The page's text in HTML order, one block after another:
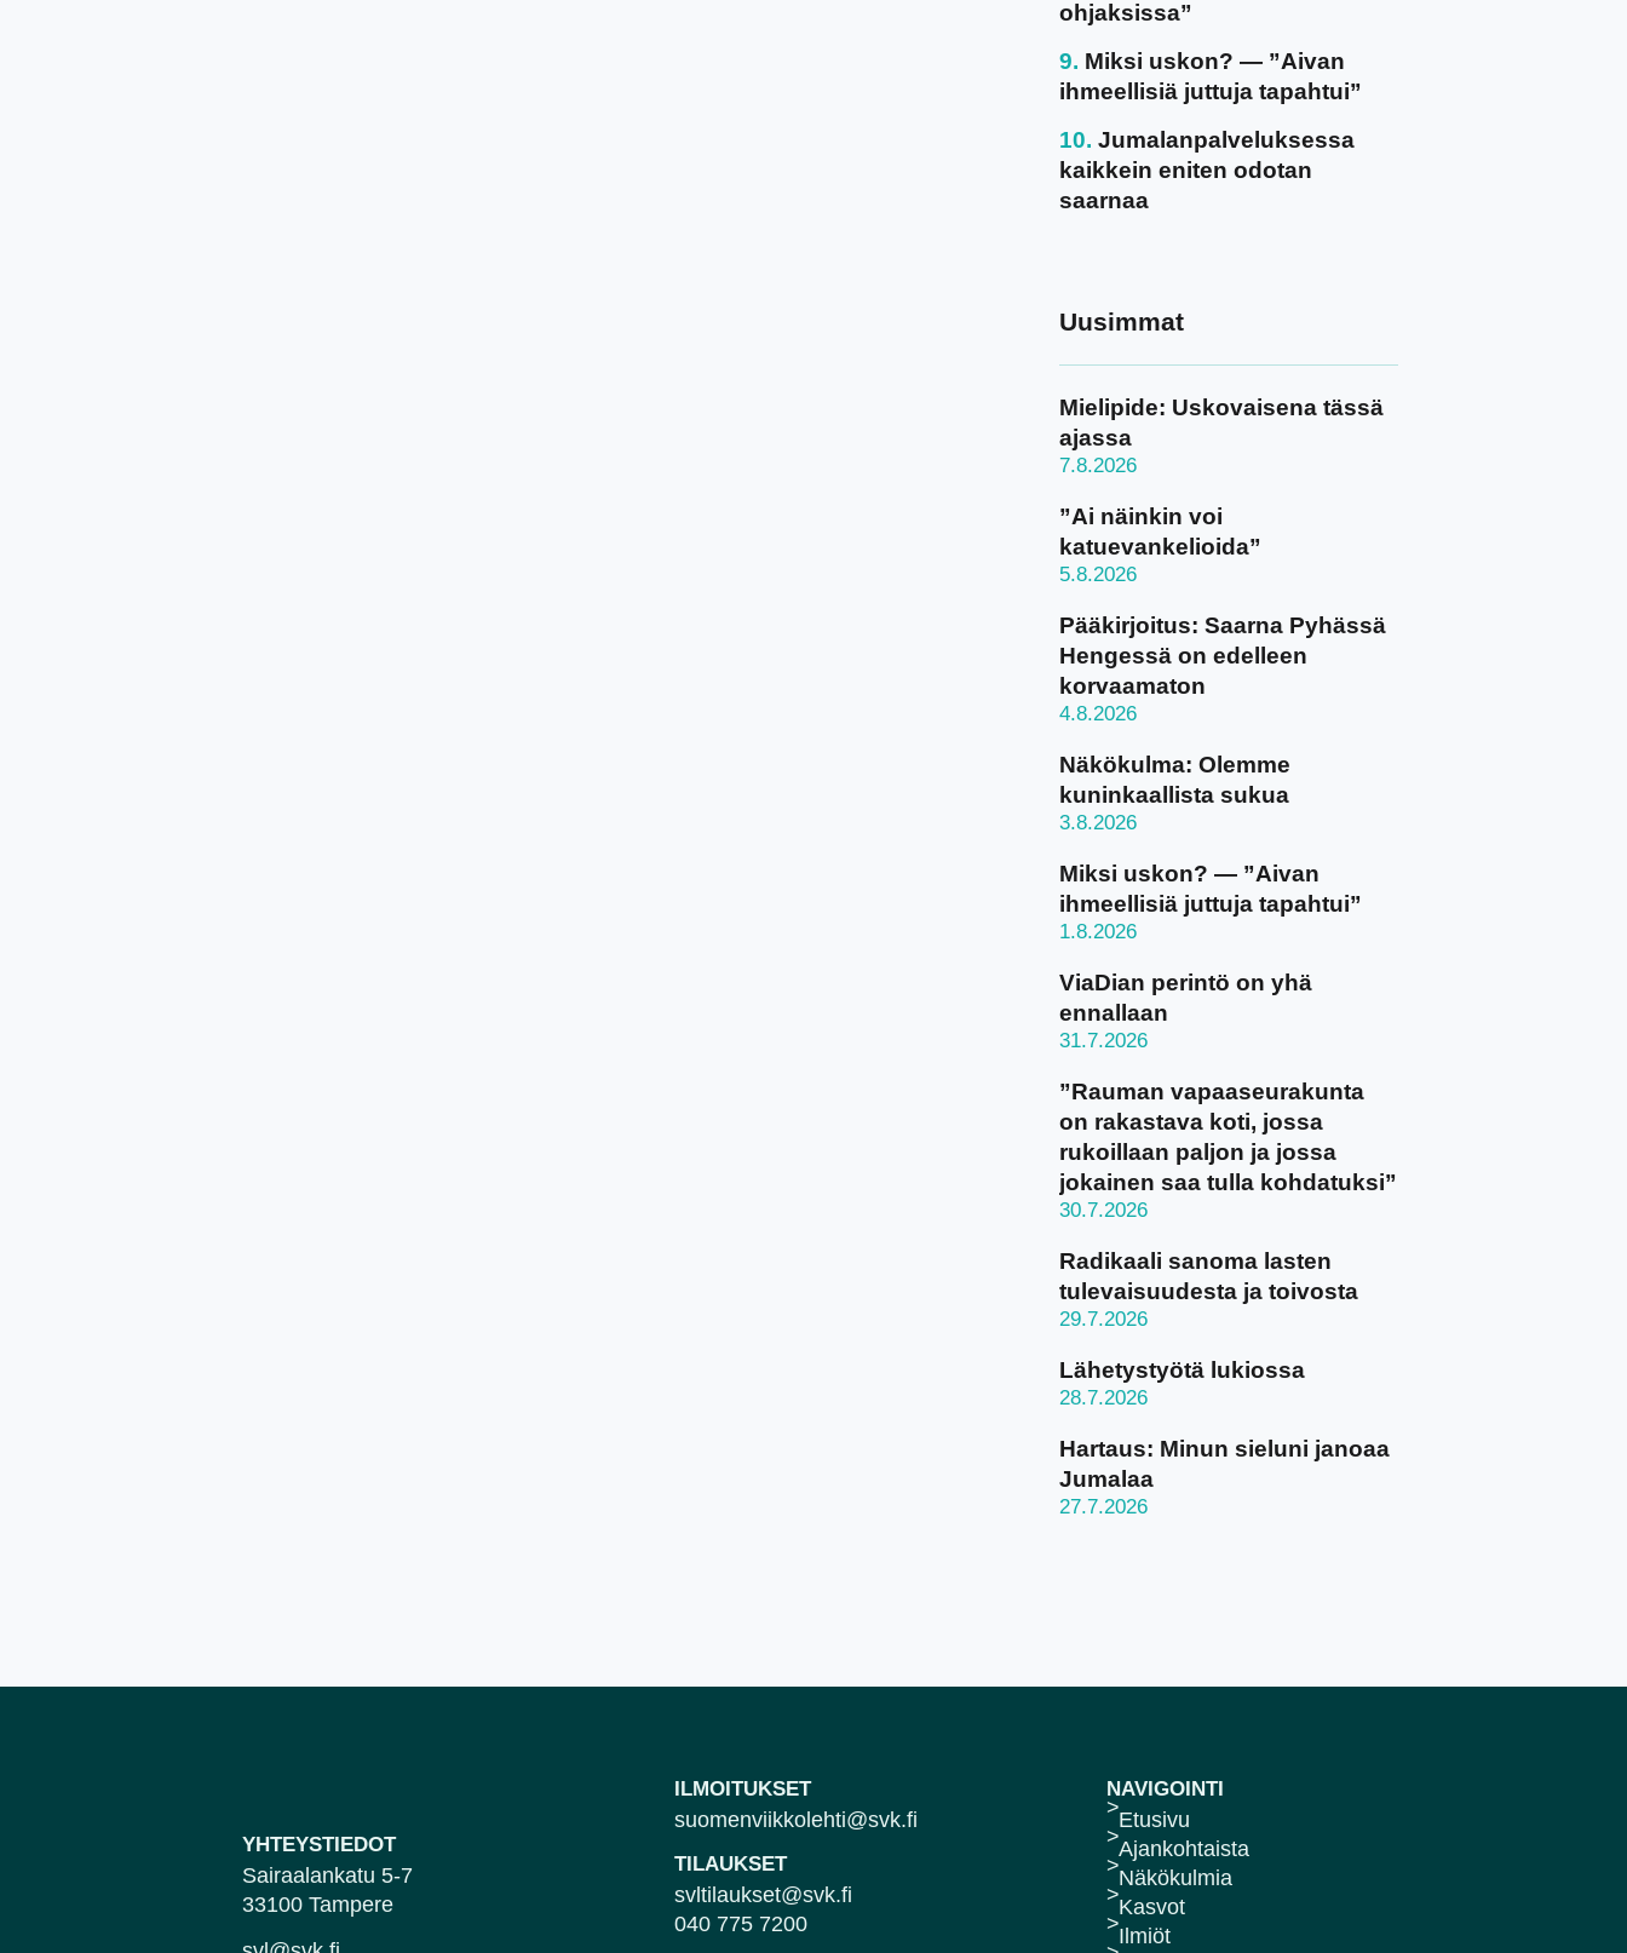
ohjaksissa”
Miksi uskon? — ”Aivan
ihmeellisiä juttuja tapahtui”
Jumalanpalveluksessa
kaikkein eniten odotan
saarnaa
Uusimmat
Mielipide: Uskovaisena tässä
ajassa
7.8.2026
”Ai näinkin voi
katuevankelioida”
5.8.2026
Pääkirjoitus: Saarna Pyhässä
Hengessä on edelleen
korvaamaton
4.8.2026
Näkökulma: Olemme
kuninkaallista sukua
3.8.2026
Miksi uskon? — ”Aivan
ihmeellisiä juttuja tapahtui”
1.8.2026
ViaDian perintö on yhä
ennallaan
31.7.2026
”Rauman vapaaseurakunta
on rakastava koti, jossa
rukoillaan paljon ja jossa
jokainen saa tulla kohdatuksi”
30.7.2026
Radikaali sanoma lasten
tulevaisuudesta ja toivosta
29.7.2026
Lähetystyötä lukiossa
28.7.2026
Hartaus: Minun sieluni janoaa
Jumalaa
27.7.2026
YHTEYSTIEDOT
Sairaalankatu 5-7
33100 Tampere
ILMOITUKSET
suomenviikkolehti@svk.fi
TILAUKSET
svltilaukset@svk.fi
040 775 7200
NAVIGOINTI
Etusivu
Ajankohtaista
Näkökulmia
Kasvot
Ilmiöt